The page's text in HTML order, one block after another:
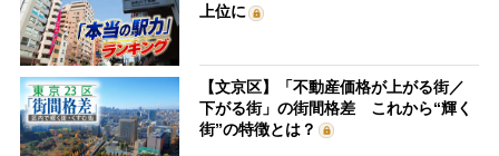
上位に
【文京区】「不動産価格が上がる街／
下がる街」の街間格差 これから“輝く
街”の特徴とは？